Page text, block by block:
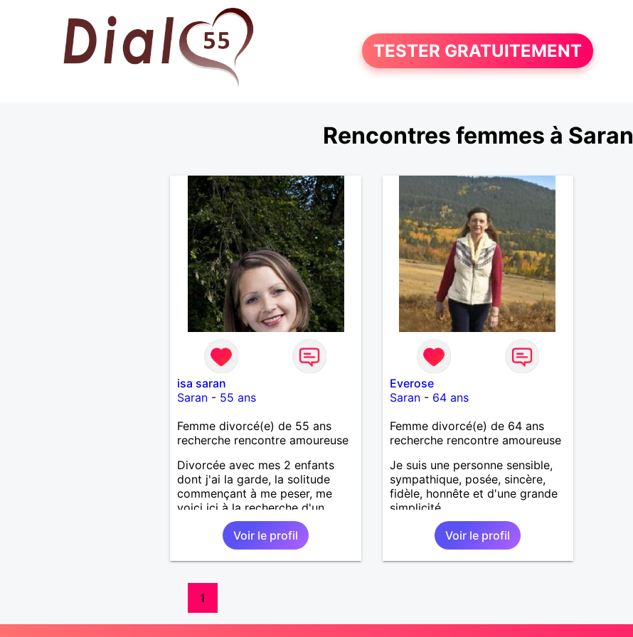
TESTER GRATUITEMENT
Rencontres femmes à Saran
isa saran
Saran- 55 ans
Femme divorcé(e) de 55 ans
recherche rencontre amoureuse
Divorcée avec mes 2 enfants
dont j'ai la garde, la solitude
commençant à me peser, me
voici ici à la recherche d'un
homme respectueux.
Voir le profil
Everose
Saran- 64 ans
Femme divorcé(e) de 64 ans
recherche rencontre amoureuse
Je suis une personne sensible,
sympathique, posée, sincère,
fidèle, honnête et d'une grande
simplicité.
Voir le profil
1